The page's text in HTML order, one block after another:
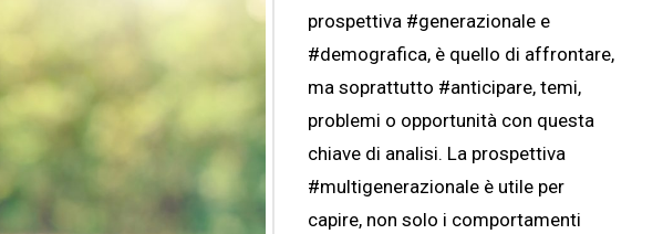
prospettiva #generazionale e
#demografica, è quello di affrontare,
ma soprattutto #anticipare, temi,
problemi o opportunità con questa
chiave di analisi. La prospettiva
#multigenerazionale è utile per
capire, non solo i comportamenti